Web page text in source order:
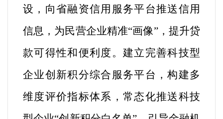
设，向省融资信用服务平台推送信用
信息，为民营企业精准“画像”，提升贷
款可得性和便利度。建立完善科技型
企业创新积分综合服务平台，构建多
维度评价指标体系，常态化推送科技